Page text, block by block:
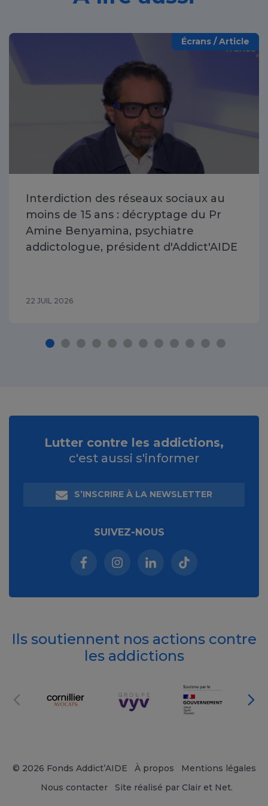
Écrans / Article
Interdiction des réseaux sociaux au
moins de 15 ans : décryptage du Pr
Amine Benyamina, psychiatre
addictologue, président d'Addict'AIDE
22 JUIL 2026
Lutter contre les addictions,
c'est aussi s'informer
S’INSCRIRE À LA NEWSLETTER
SUIVEZ-NOUS
Facebook (nouvelle fenêtre)
Instagram (nouvelle fenêtre)
Linkedin (nouvelle
Tiktok (nouvelle
Ils soutiennent nos actions contre
les addictions
© 2026 Fonds Addict’AIDE À propos
Mentions légales
Nous contacter
Site réalisé par Clair et Net.